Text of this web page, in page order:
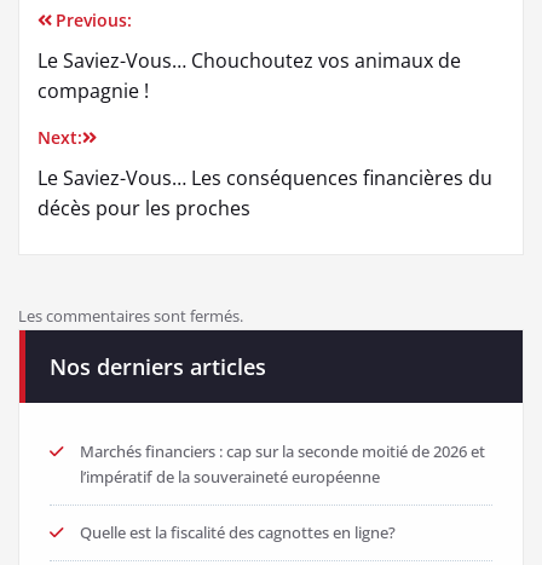
Previous:
Le Saviez-Vous… Chouchoutez vos animaux de
compagnie !
Next:
Le Saviez-Vous… Les conséquences financières du
décès pour les proches
Les commentaires sont fermés.
Nos derniers articles
Marchés financiers : cap sur la seconde moitié de 2026 et
l’impératif de la souveraineté européenne
Quelle est la fiscalité des cagnottes en ligne?